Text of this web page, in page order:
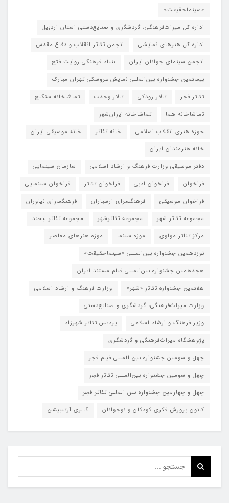
«سینماحقیقت»
اداره کل میراث‌فرهنگی، گردشگری و صنایع‌دستی استان اردبیل
اداره کل هنرهای نمایشی
انجمن تئاتر انقلاب و دفاع مقدس
انجمن سینمای جوانان ایران
بنیاد فرهنگی روایت فتح
بیستمین جشنواره بین‌المللی نمایش عروسکی تهران-مبارک
تئاتر فجر
تالار رودکی تالار وحدت
تماشاخانه سنگلج
تماشاخانه هما
تماشاخانه‌ ایران‌شهر
حوزه هنری انقلاب اسلامی
خانه تئاتر
خانه موسیقی ایران
خانه هنرمندان ایران
دفتر موسیقی وزارت فرهنگ و ارشاد اسلامی
سازمان سینمایی
فراخوان
فراخوان ادبی فراخوان تئاتر
فراخوان سینمایی
فراخوان موسیقی
فرهنگسرای ارسباران
فرهنگسرای نیاوران
مجموعه تئاتر شهر
مجموعه تئاترشهر
مجموعه تئاتر لبخند
مرکز تئاتر مولوی
موزه سینما
موزه هنرهای معاصر
نوزدهمین جشنواره بین‌المللی «سینماحقیقت»
هجدهمین جشنواره بین‌المللی فیلم مستند ایران
هفتمین جشنواره تئاتر «شهر»
وزارت فرهنگ و ارشاد اسلامی
وزارت میراث‌فرهنگی، گردشگری و صنایع‌دستی
وزیر فرهنگ و ارشاد اسلامی
پردیس تئاتر شهرزاد
پژوهشگاه میراث‌فرهنگی و گردشگری
چهل و سومین جشنواره بین المللی فیلم فجر
چهل و سومین جشنواره بین‌المللی تئاتر فجر
چهل و چهارمین جشنواره بین المللی تئاتر فجر
کانون پرورش فکری کودکان و نوجوانان
گالری آرتیبیشن